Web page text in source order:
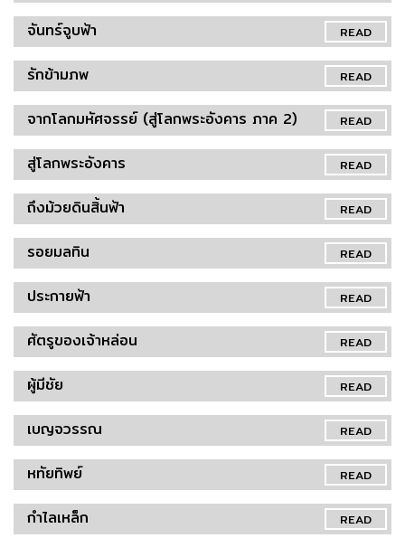
READ
จันทร์จูบฟ้า
READ
รักข้ามภพ
READ
จากโลกมหัศจรรย์ (สู่โลกพระอังคาร ภาค 2)
READ
สู่โลกพระอังคาร
READ
ถึงม้วยดินสิ้นฟ้า
READ
รอยมลทิน
READ
ประกายฟ้า
READ
ศัตรูของเจ้าหล่อน
READ
ผู้มีชัย
READ
เบญจวรรณ
READ
หทัยทิพย์
READ
กำไลเหล็ก